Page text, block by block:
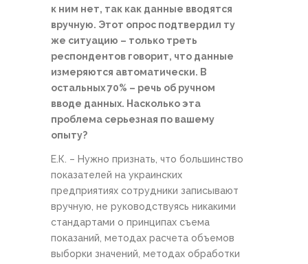
к ним нет, так как данные вводятся
вручную. Этот опрос подтвердил ту
же ситуацию – только треть
респондентов говорит, что данные
измеряются автоматически. В
остальных 70% – речь об ручном
вводе данных. Насколько эта
проблема серьезная по вашему
опыту?
Е.К. – Нужно признать, что большинство
показателей на украинских
предприятиях сотрудники записывают
вручную, не руководствуясь никакими
стандартами о принципах съема
показаний, методах расчета объемов
выборки значений, методах обработки